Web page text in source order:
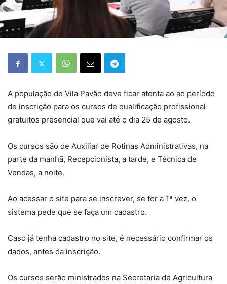
A população de Vila Pavão deve ficar atenta ao ao período
de inscrição para os cursos de qualificação profissional
gratuitos presencial que vai até o dia 25 de agosto.
Os cursos são de Auxiliar de Rotinas Administrativas, na
parte da manhã, Recepcionista, a tarde, e Técnica de
Vendas, a noite.
Ao acessar o site para se inscrever, se for a 1ª vez, o
sistema pede que se faça um cadastro.
Caso já tenha cadastro no site, é necessário confirmar os
dados, antes da inscrição.
Os cursos serão ministrados na Secretaria de Agricultura